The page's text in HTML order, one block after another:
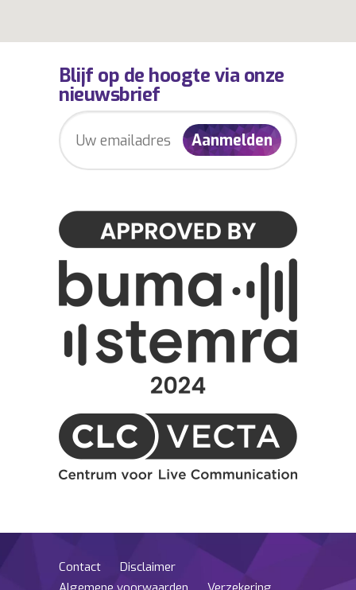
Blijf op de hoogte via onze
nieuwsbrief
Contact
Disclaimer